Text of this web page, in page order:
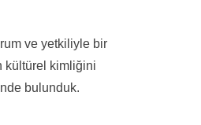
ve yetkiliyle bir
kültürel kimliğini
bulunduk.